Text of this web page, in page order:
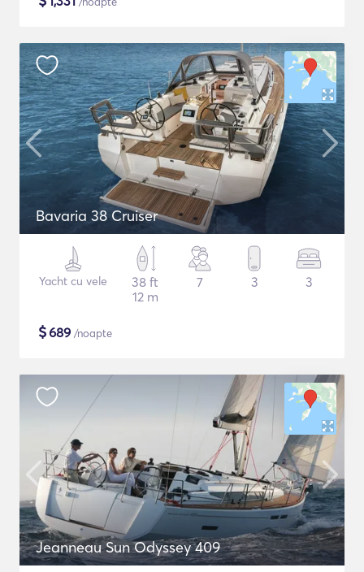
Bavaria 38 Cruiser
Yacht cu vele
38 ft
12 m
7 3 3
$689 /noapte
Jeanneau Sun Odyssey 409